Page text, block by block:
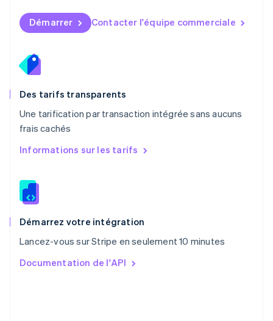
Démarrer Contacter l'équipe commerciale
Des tarifs transparents
Une tarification par transaction intégrée sans aucuns
frais cachés
Informations sur les tarifs
Démarrez votre intégration
Lancez-vous sur Stripe en seulement 10 minutes
Documentation de l'API
English
Nouvelle-Zélande
Pays-Bas
Nederlands
English
PortuguêsEnglish
R.A.S. de Hong Kong, Chine
English
Roumanie
Royaume-Uni
English
English简体中文
English